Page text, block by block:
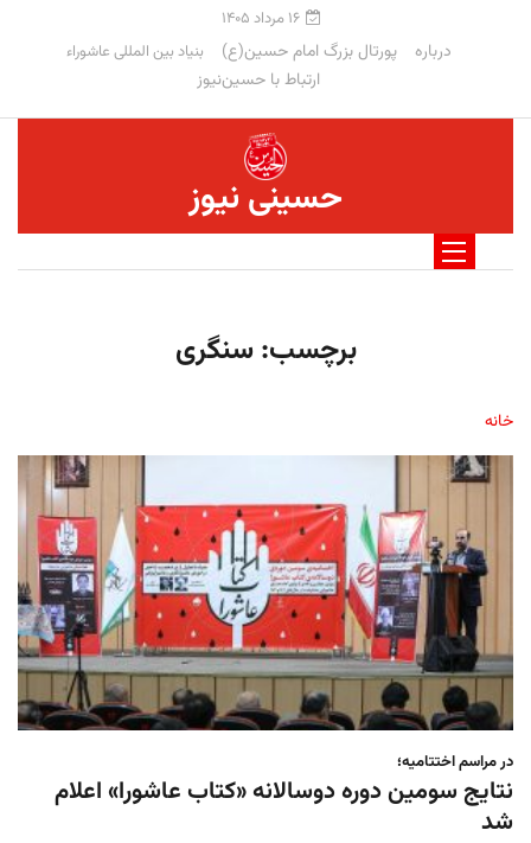
۱۶ مرداد ۱۴۰۵
درباره پورتال بزرگ امام حسین(ع) بنیاد بین المللی عاشوراء
ارتباط با حسین‌نیوز
حسینی نیوز
برچسب:سنگری
خانه
در مراسم اختتامیه؛
نتایج سومین دوره‌ دوسالانه‌ «کتاب عاشورا» اعلام
شد